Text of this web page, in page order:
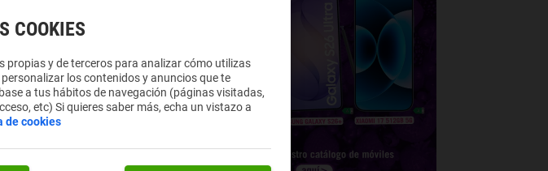
COOKIES
propias y de terceros para analizar cómo utilizas
los contenidos y anuncios que te
a tus hábitos de navegación (páginas visitadas,
etc) Si quieres saber más, echa un vistazo a
de cookies